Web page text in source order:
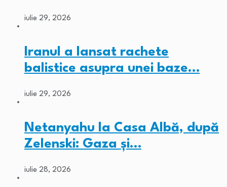
iulie 29, 2026
Iranul a lansat rachete
balistice asupra unei baze…
iulie 29, 2026
Netanyahu la Casa Albă, după
Zelenski: Gaza și…
iulie 28, 2026